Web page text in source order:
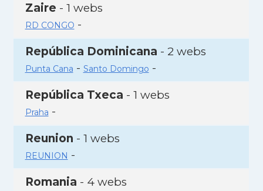
Zaire - 1 webs
RD CONGO -
República Dominicana - 2 webs
Punta Cana - Santo Domingo -
República Txeca - 1 webs
Praha -
Reunion - 1 webs
REUNION -
Romania - 4 webs